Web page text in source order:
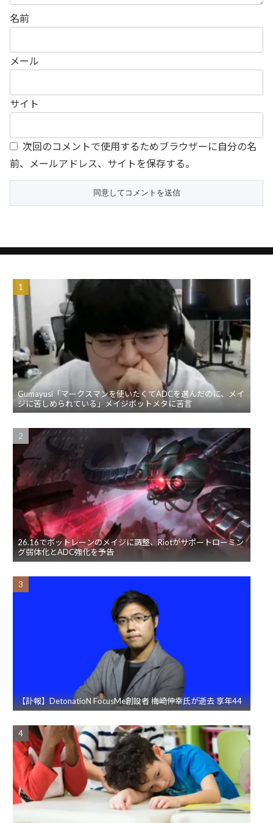
名前
メール
サイト
次回のコメントで使用するためブラウザーに自分の名
前、メールアドレス、サイトを保存する。
Gumayusi「マークスマンを使いたくてADCを選んだのに、メイ
ジに苦しめられている」メイジボットメタに苦言
26.16でボットレーンのメイジに調整、Riotがサポートローミン
グ弱体化とADC強化を予告
【訃報】DetonatioN FocusMe創設者 梅崎伸幸氏が逝去 享年44